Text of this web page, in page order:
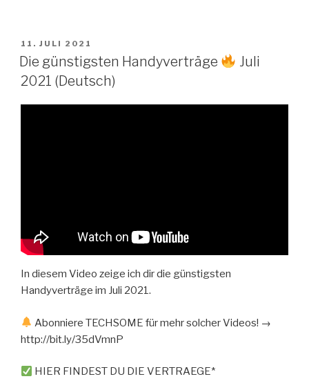
VERÖFFENTLICHT
AM
11. JULI 2021
Die günstigsten Handyverträge
Juli
2021 (Deutsch)
In diesem Video zeige ich dir die günstigsten
Handyverträge im Juli 2021.
Abonniere TECHSOME für mehr solcher Videos! →
http://bit.ly/35dVmnP
HIER FINDEST DU DIE VERTRAEGE*